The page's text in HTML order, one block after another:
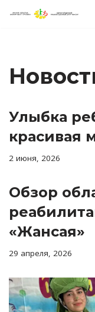
Улыбка
красивая
2 июня, 2026
Обзор
«Жансая»
29 апреля, 2026